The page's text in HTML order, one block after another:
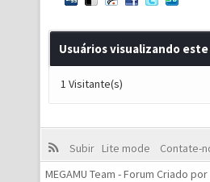
Usuários visualizando
1 Visitante(s)
Subir Lite mode
Contate-
MEGAMU Team - Forum Criado por